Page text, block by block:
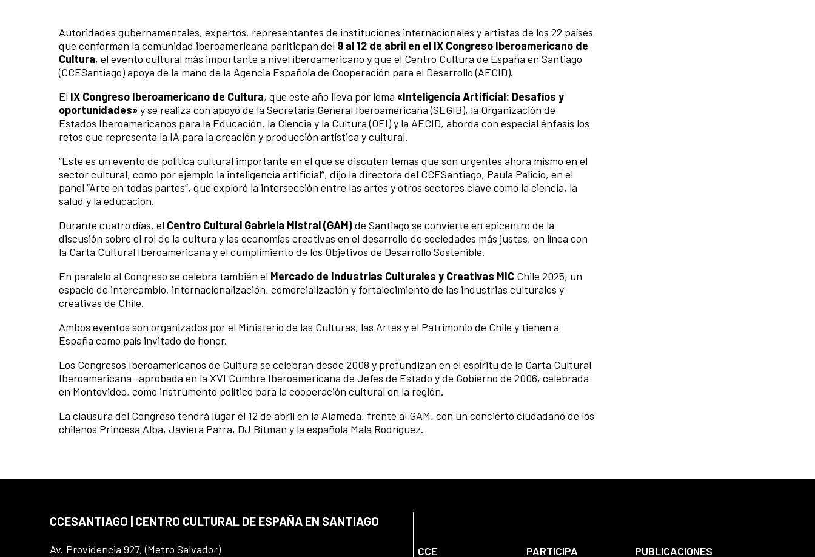
Autoridades gubernamentales, expertos, representantes de instituciones internacionales y artistas de los 22 países
que conforman la comunidad iberoamericana pariticpan del 9 al 12 de abril en el IX Congreso Iberoamericano de
Cultura, el evento cultural más importante a nivel iberoamericano y que el Centro Cultura de España en Santiago
(CCESantiago) apoya de la mano de la Agencia Española de Cooperación para el Desarrollo (AECID).
El IX Congreso Iberoamericano de Cultura, que este año lleva por lema «Inteligencia Artificial: Desafíos y
oportunidades»y se realiza con apoyo de la Secretaría General Iberoamericana (SEGIB), la Organización de
Estados Iberoamericanos para la Educación, la Ciencia y la Cultura (OEI) y la AECID, aborda con especial énfasis los
retos que representa la IA para la creación y producción artística y cultural.
“Este es un evento de política cultural importante en el que se discuten temas que son urgentes ahora mismo en el
sector cultural, como por ejemplo la inteligencia artificial“, dijo la directora del CCESantiago, Paula Palicio, en el
panel “Arte en todas partes”, que exploró la intersección entre las artes y otros sectores clave como la ciencia, la
salud y la educación.
Durante cuatro días, el Centro Cultural Gabriela Mistral (GAM)de Santiago se convierte en epicentro de la
discusión sobre el rol de la cultura y las economías creativas en el desarrollo de sociedades más justas, en línea con
la Carta Cultural Iberoamericana y el cumplimiento de los Objetivos de Desarrollo Sostenible.
En paralelo al Congreso se celebra también el Mercado de Industrias Culturales y Creativas MIC Chile 2025, un
espacio de intercambio, internacionalización, comercialización y fortalecimiento de las industrias culturales y
creativas de Chile.
Ambos eventos son organizados por el Ministerio de las Culturas, las Artes y el Patrimonio de Chile y tienen a
España como país invitado de honor.
Los Congresos Iberoamericanos de Cultura se celebran desde 2008 y profundizan en el espíritu de la Carta Cultural
Iberoamericana -aprobada en la XVI Cumbre Iberoamericana de Jefes de Estado y de Gobierno de 2006, celebrada
en Montevideo, como instrumento político para la cooperación cultural en la región.
La clausura del Congreso tendrá lugar el 12 de abril en la Alameda, frente al GAM, con un concierto ciudadano de los
chilenos Princesa Alba, Javiera Parra, DJ Bitman y la española Mala Rodríguez.
CCESANTIAGO | CENTRO CULTURAL DE ESPAÑA EN SANTIAGO
Av. Providencia 927, (Metro Salvador) CCE PARTICIPA PUBLICACIONES